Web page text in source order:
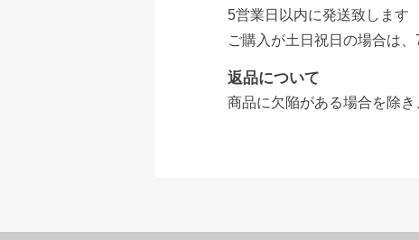
5営業日以内に発送致します
ご購入が土日祝日の場合は
返品について
商品に欠陥がある場合を除き